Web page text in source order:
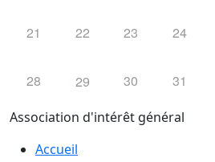
21 22 23 24
28 29 30 31
Association d'intérêt général
Accueil